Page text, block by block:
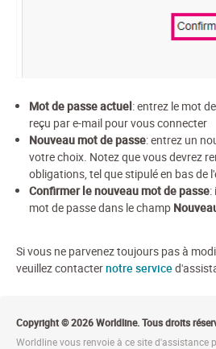
Mot de passe actuel: entrez le mot
reçu par e-mail pour vous connecter
Nouveau mot de passe: entrez un
votre choix. Notez que vous devrez
obligations, tel que stipulé en bas de
Confirmer le nouveau mot de passe:
mot de passe dans le champ
Si vous ne parvenez toujours pas à
veuillez contacternotre service
Copyright © 2026 Worldline. Tous droits
Worldline vous renvoie à ce site d'assistance